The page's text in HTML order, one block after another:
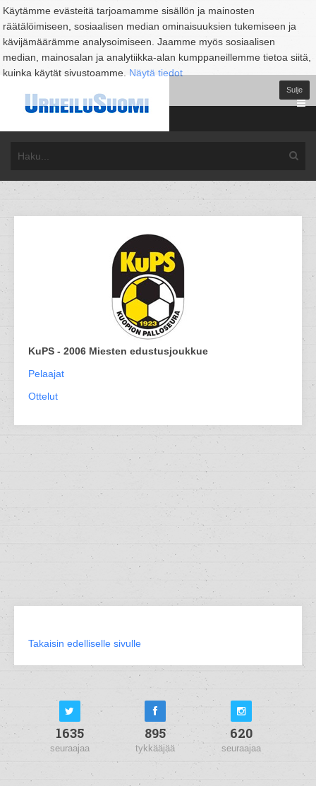
Käytämme evästeitä tarjoamamme sisällön ja mainosten
räätälöimiseen, sosiaalisen median ominaisuuksien tukemiseen ja
kävijämäärämme analysoimiseen. Jaamme myös sosiaalisen
median, mainosalan ja analytiikka-alan kumppaneillemme tietoa siitä,
kuinka käytät sivustoamme. Näytä tiedot
Sulje
KuPS - 2006 Miesten edustusjoukkue
Pelaajat
Ottelut
Takaisin edelliselle sivulle
1635
seuraajaa
895
tykkääjää
620
seuraajaa